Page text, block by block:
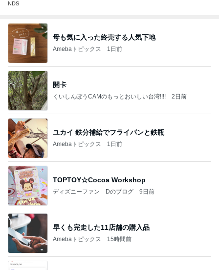
NDS
母も気に入った終売する人気下地
Amebaトピックス 1日前
開卡
くいしんぼうCAMのもっとおいしい台湾!!!! 2日前
ユカイ 鉄分補給でフライパンと鉄瓶
Amebaトピックス 1日前
TOPTOY☆Cocoa Workshop
ディズニーファン Dのブログ 9日前
早くも完走した11店舗の購入品
Amebaトピックス 15時間前